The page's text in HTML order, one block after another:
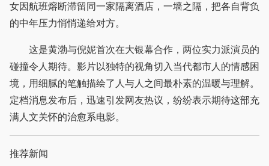
女因航班熔断滞留同一家隔离酒店，一墙之隔，把各自背负
的中年压力悄悄递给对方。
这是黄渤与倪妮首次在大银幕合作，两位实力派演员的
碰撞令人期待。影片以独特的视角切入当代都市人的情感困
境，用细腻的笔触描绘了人与人之间最朴素的温暖与理解。
定档消息发布后，迅速引发网友热议，纷纷表示期待这部充
满人文关怀的治愈系电影。
推荐新闻